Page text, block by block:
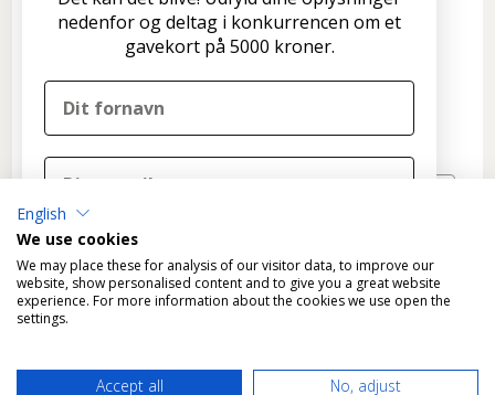
2600 Glostrup
Nyhedsbrev
*Fragtfri levering gælder KUN varer, der kan leveres som
standardpakke til GLS pakkeshops.
English
We use cookies
We may place these for analysis of our visitor data, to improve our
website, show personalised content and to give you a great website
experience. For more information about the cookies we use open the
settings.
Accept all No, adjust
nedenfor og deltag i konkurrencen om et
gavekort på 5000 kroner.
DELTAG I KONKURRENCEN
Nej tak, det skal ikke være mig
samtidig Disconetto' nyhedsbrev og accepterer
Disconetto'